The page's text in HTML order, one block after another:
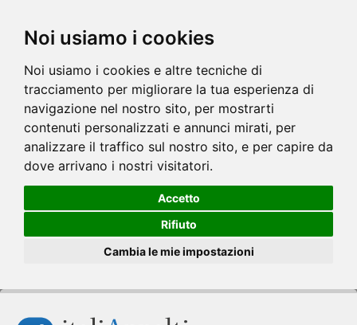
Noi usiamo i cookies
Noi usiamo i cookies e altre tecniche di
tracciamento per migliorare la tua esperienza di
navigazione nel nostro sito, per mostrarti
contenuti personalizzati e annunci mirati, per
analizzare il traffico sul nostro sito, e per capire da
dove arrivano i nostri visitatori.
Accetto
Rifiuto
Cambia le mie impostazioni